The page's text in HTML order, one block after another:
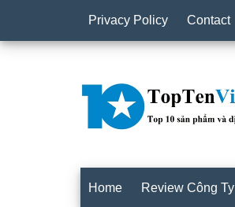
Privacy Policy Contact
Home Review Công Ty